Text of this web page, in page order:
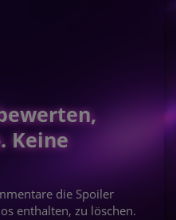
Keine
die Spoiler
enthalten, zu löschen.